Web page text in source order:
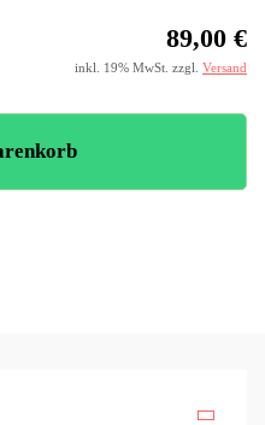
89,00 €
inkl. 19% MwSt. zzgl. Versand